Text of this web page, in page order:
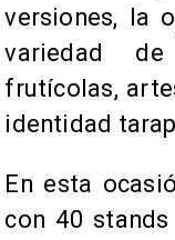
versiones, la
variedad
frutícolas,
identidad
En esta
con 40